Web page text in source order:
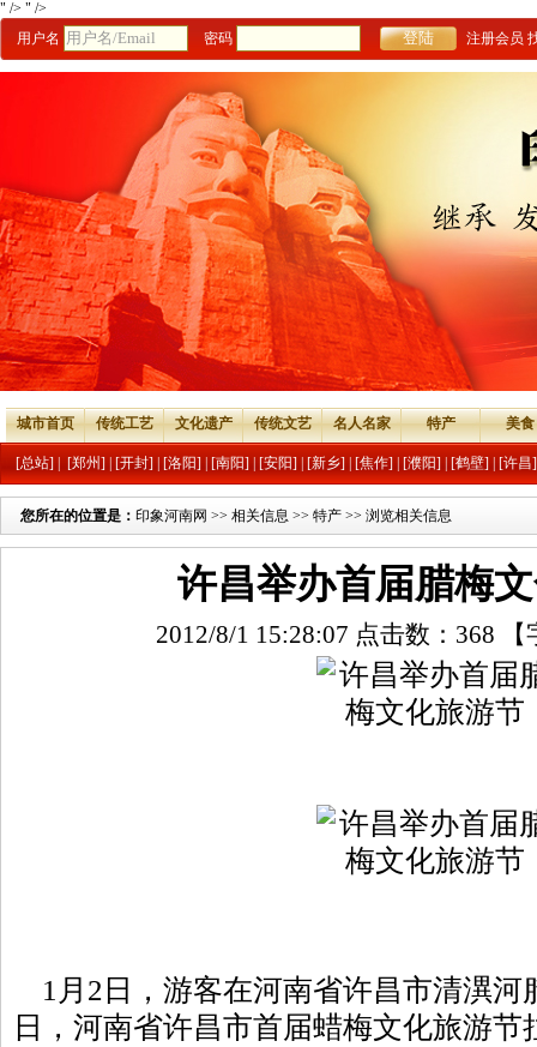
" /> " />
用户名
密码 注册会员
城市首页 传统工艺 文化遗产 传统文艺 名人名家 特产 美食
[总站] [郑州] [开封] [洛阳] [南阳] [安阳] [新乡] [焦作] [濮阳] [鹤壁] [许昌]
您所在的位置是： 印象河南网 >> 相关信息 >> 特产 >> 浏览相关信息
许昌举办首届腊梅
2012/8/1 15:28:07 点击数： 368
1月2日，游客在河南省许昌市清潩河
日，河南省许昌市首届蜡梅文化旅游